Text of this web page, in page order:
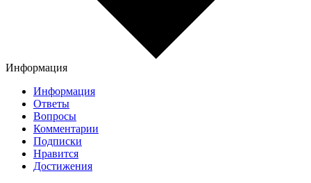
Информация
Информация
Ответы
Вопросы
Комментарии
Подписки
Нравится
Достижения